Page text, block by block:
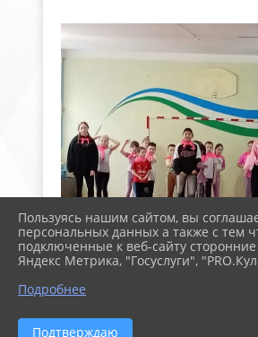
Пользуясь нашим сайтом, вы
персональных данных а также с тем
подключенные к веб-сайту
Яндекс Метрика, "Госуслуги",
Подробнее
Подтверждаю